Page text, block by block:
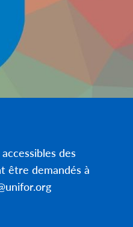
des
être demandés à